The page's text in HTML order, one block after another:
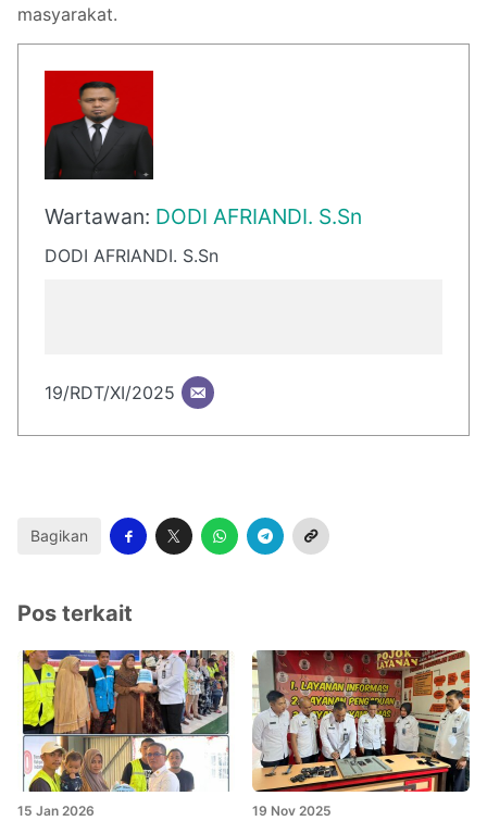
masyarakat.
Wartawan: DODI AFRIANDI. S.Sn
DODI AFRIANDI. S.Sn
19/RDT/XI/2025
Bagikan
Pos terkait
15 Jan 2026 19 Nov 2025